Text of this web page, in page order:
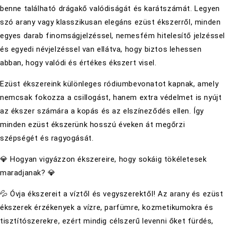
benne található drágakő valódiságát és karátszámát. Legyen
szó arany vagy klasszikusan elegáns ezüst ékszerről, minden
egyes darab finomságjelzéssel, nemesfém hitelesítő jelzéssel
és egyedi névjelzéssel van ellátva, hogy biztos lehessen
abban, hogy valódi és értékes ékszert visel.
Ezüst ékszereink különleges ródiumbevonatot kapnak, amely
nemcsak fokozza a csillogást, hanem extra védelmet is nyújt
az ékszer számára a kopás és az elszíneződés ellen. Így
minden ezüst ékszerünk hosszú éveken át megőrzi
szépségét és ragyogását.
💎 Hogyan vigyázzon ékszereire, hogy sokáig tökéletesek
maradjanak? 💎
💦 Óvja ékszereit a víztől és vegyszerektől! Az arany és ezüst
ékszerek érzékenyek a vízre, parfümre, kozmetikumokra és
tisztítószerekre, ezért mindig célszerű levenni őket fürdés,